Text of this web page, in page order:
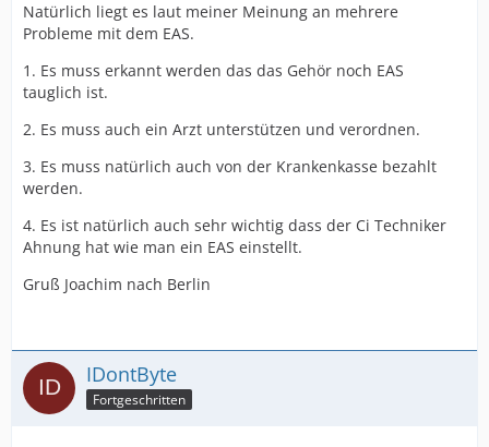
Natürlich liegt es laut meiner Meinung an mehrere
Probleme mit dem EAS.
1. Es muss erkannt werden das das Gehör noch EAS
tauglich ist.
2. Es muss auch ein Arzt unterstützen und verordnen.
3. Es muss natürlich auch von der Krankenkasse bezahlt
werden.
4. Es ist natürlich auch sehr wichtig dass der Ci Techniker
Ahnung hat wie man ein EAS einstellt.
Gruß Joachim nach Berlin
IDontByte
Fortgeschritten